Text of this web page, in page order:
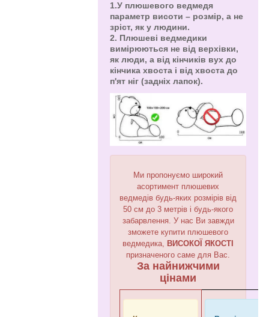
1.У плюшевого ведмедя
параметр висоти – розмір, а не
зріст, як у людини.
2. Плюшеві ведмедики
вимірюються не від верхівки,
як люди, а від кінчиків вух до
кінчика хвоста і від хвоста до
п'ят ніг (задніх лапок).
Ми пропонуємо широкий
асортимент плюшевих
ведмедів будь-яких розмірів від
50 см до 3 метрів і будь-якого
забарвлення. У нас Ви завжди
зможете купити плюшевого
ведмедика, ВИСОКОЇ ЯКОСТІ
призначеного саме для Вас.
За найнижчими
цінами